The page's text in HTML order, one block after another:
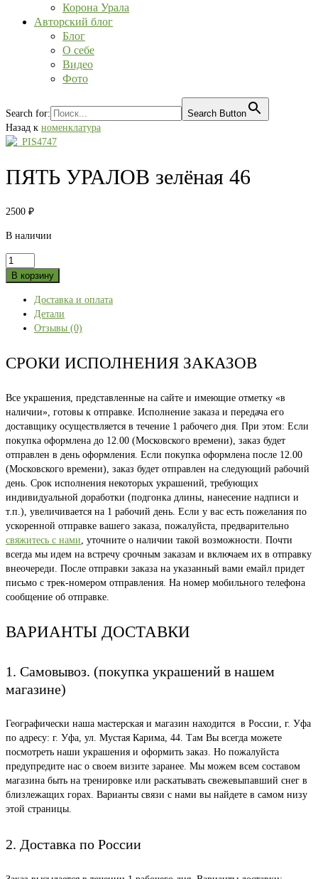
Корона Урала
Авторский блог
Блог
О себе
Видео
Фото
Search for:
Search Button
Назад к номенклатура
ПЯТЬ УРАЛОВ зелёная 46
2500 ₽
В наличии
Количество
товара
УРАЛОВ
зелёная
В корзину
Доставка и оплата
Детали
Отзывы (0)
СРОКИ ИСПОЛНЕНИЯ ЗАКАЗОВ
Все украшения, представленные на сайте и имеющие отметку «в
наличии», готовы к отправке. Исполнение заказа и передача его
доставщику осуществляется в течение 1 рабочего дня. При этом: Если
покупка оформлена до 12.00 (Московского времени), заказ будет
отправлен в день оформления. Если покупка оформлена после 12.00
(Московского времени), заказ будет отправлен на следующий рабочий
день. Срок исполнения некоторых украшений, требующих
индивидуальной доработки (подгонка длины, нанесение надписи и
т.п.), увеличивается на 1 рабочий день. Если у вас есть пожелания по
ускоренной отправке вашего заказа, пожалуйста, предварительно
свяжитесь с нами, уточните о наличии такой возможности. Почти
всегда мы идем на встречу срочным заказам и включаем их в отправку
внеочереди. После отправки заказа на указанный вами емайл придет
письмо с трек-номером отправления. На номер мобильного телефона
сообщение об отправке.
ВАРИАНТЫ ДОСТАВКИ
1. Самовывоз. (покупка украшений в нашем
магазине)
Географически наша мастерская и магазин находится в России, г. Уфа
по адресу: г. Уфа, ул. Мустая Карима, 44. Там Вы всегда можете
посмотреть наши украшения и оформить заказ. Но пожалуйста
предупредите нас о своем визите заранее. Мы можем всем составом
магазина быть на тренировке или раскатывать свежевыпавший снег в
близлежащих горах. Варианты связи с нами вы найдете в самом низу
этой страницы.
2. Доставка по России